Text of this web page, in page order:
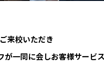
来校いただき
が一同に会しお客様サービ